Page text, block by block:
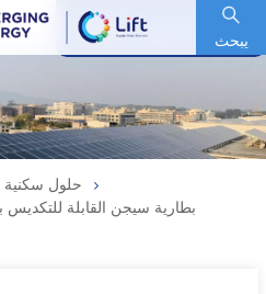
يبحث
رمز السهم : 600153.SH
حلول سكنية
بطارية سيجن القابلة للتكديس بسعة 48 كيلو